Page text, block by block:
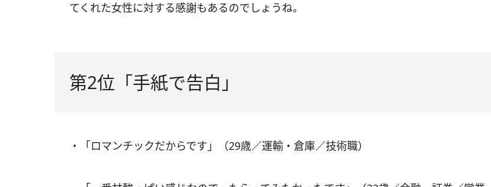
てくれた女性に対する感謝もあるのでしょうね。
第2位「手紙で告白」
・「ロマンチックだからです」（29歳／運輸・倉庫／技術職）